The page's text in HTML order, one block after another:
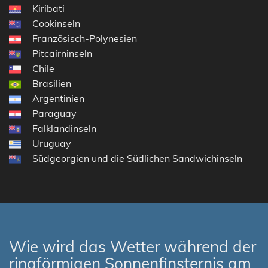
Kiribati
Cookinseln
Französisch-Polynesien
Pitcairninseln
Chile
Brasilien
Argentinien
Paraguay
Falklandinseln
Uruguay
Südgeorgien und die Südlichen Sandwichinseln
Wie wird das Wetter während der
ringförmigen Sonnenfinsternis am